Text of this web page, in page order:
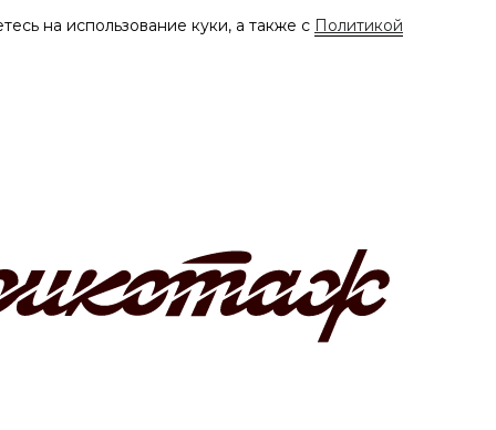
на использование куки, а также с Политикой